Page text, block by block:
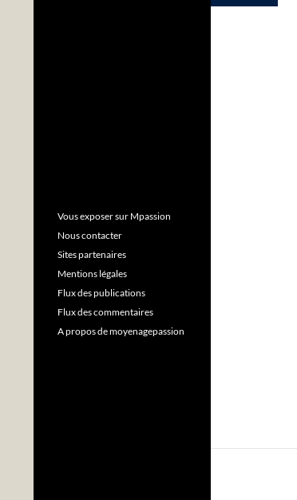
Vous exposer sur Mpassion
Nous contacter
Sites partenaires
Mentions légales
Flux des publications
Flux des commentaires
A propos de moyenagepassion